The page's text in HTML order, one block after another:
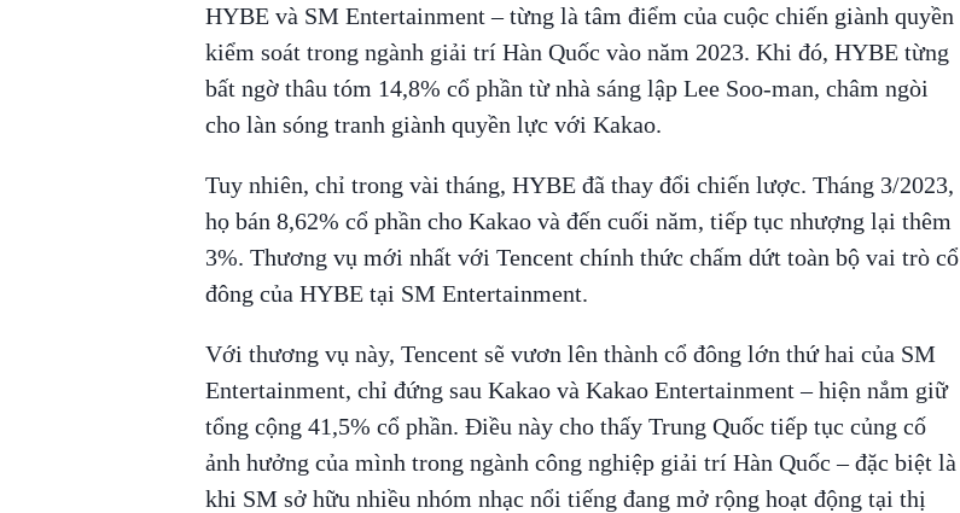
HYBE và SM Entertainment – từng là tâm điểm của cuộc chiến giành quyền
kiểm soát trong ngành giải trí Hàn Quốc vào năm 2023. Khi đó, HYBE từng
bất ngờ thâu tóm 14,8% cổ phần từ nhà sáng lập Lee Soo-man, châm ngòi
cho làn sóng tranh giành quyền lực với Kakao.
Tuy nhiên, chỉ trong vài tháng, HYBE đã thay đổi chiến lược. Tháng 3/2023,
họ bán 8,62% cổ phần cho Kakao và đến cuối năm, tiếp tục nhượng lại thêm
3%. Thương vụ mới nhất với Tencent chính thức chấm dứt toàn bộ vai trò cổ
đông của HYBE tại SM Entertainment.
Với thương vụ này, Tencent sẽ vươn lên thành cổ đông lớn thứ hai của SM
Entertainment, chỉ đứng sau Kakao và Kakao Entertainment – hiện nắm giữ
tổng cộng 41,5% cổ phần. Điều này cho thấy Trung Quốc tiếp tục củng cố
ảnh hưởng của mình trong ngành công nghiệp giải trí Hàn Quốc – đặc biệt là
khi SM sở hữu nhiều nhóm nhạc nổi tiếng đang mở rộng hoạt động tại thị